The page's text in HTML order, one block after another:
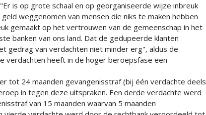
is op grote schaal en op georganiseerde wijze inbreuk
weggenomen van mensen die niks te maken hebben
gemaakt op het vertrouwen van de gemeenschap in het
banken van ons land. Dat de gedupeerde klanten
gedrag van verdachten niet minder erg", aldus de
verdachten heeft in de hoger beroepsfase een
tot 24 maanden gevangenisstraf (bij één verdachte deels
in tegen deze uitspraken. Een derde verdachte werd
van 15 maanden waarvan 5 maanden